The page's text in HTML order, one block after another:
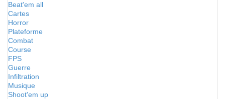
Beat'em all
Cartes
Horror
Plateforme
Combat
Course
FPS
Guerre
Infiltration
Musique
Shoot'em up